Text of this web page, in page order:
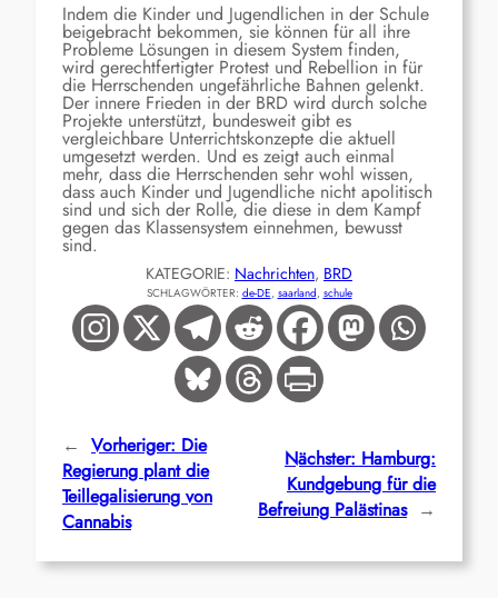
Indem die Kinder und Jugendlichen in der Schule
beigebracht bekommen, sie können für all ihre
Probleme Lösungen in diesem System finden,
wird gerechtfertigter Protest und Rebellion in für
die Herrschenden ungefährliche Bahnen gelenkt.
Der innere Frieden in der BRD wird durch solche
Projekte unterstützt, bundesweit gibt es
vergleichbare Unterrichtskonzepte die aktuell
umgesetzt werden. Und es zeigt auch einmal
mehr, dass die Herrschenden sehr wohl wissen,
dass auch Kinder und Jugendliche nicht apolitisch
sind und sich der Rolle, die diese in dem Kampf
gegen das Klassensystem einnehmen, bewusst
sind.
KATEGORIE: Nachrichten, BRD
SCHLAGWÖRTER: de-DE, saarland, schule
← Vorheriger: Die
Regierung plant die
Teillegalisierung von
Cannabis
Nächster: Hamburg:
Kundgebung für die
Befreiung Palästinas →